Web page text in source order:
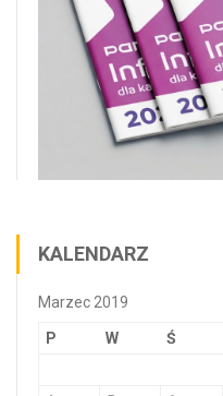
KALENDARZ
Marzec 2019
P W Ś